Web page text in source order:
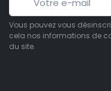
Vous pouvez vous
cela nos informations de
du site.